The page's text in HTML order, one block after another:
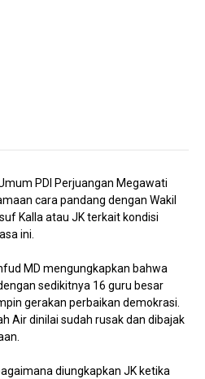
PDI Perjuangan Megawati
cara pandang dengan Wakil
Kalla atau JK terkait kondisi
ini.
MD mengungkapkan bahwa
sedikitnya 16 guru besar
gerakan perbaikan demokrasi.
Air dinilai sudah rusak dan dibajak
diungkapkan JK ketika